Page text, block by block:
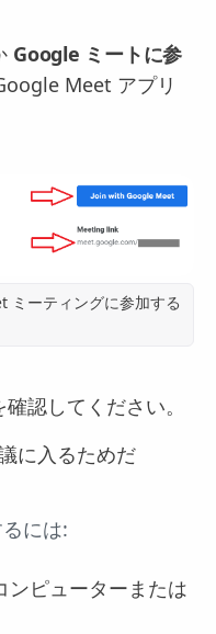
Google ミートに参
Meet アプリ
ミーティングに参加する
認してください。
に入るためだ
には:
ンピューターまたは